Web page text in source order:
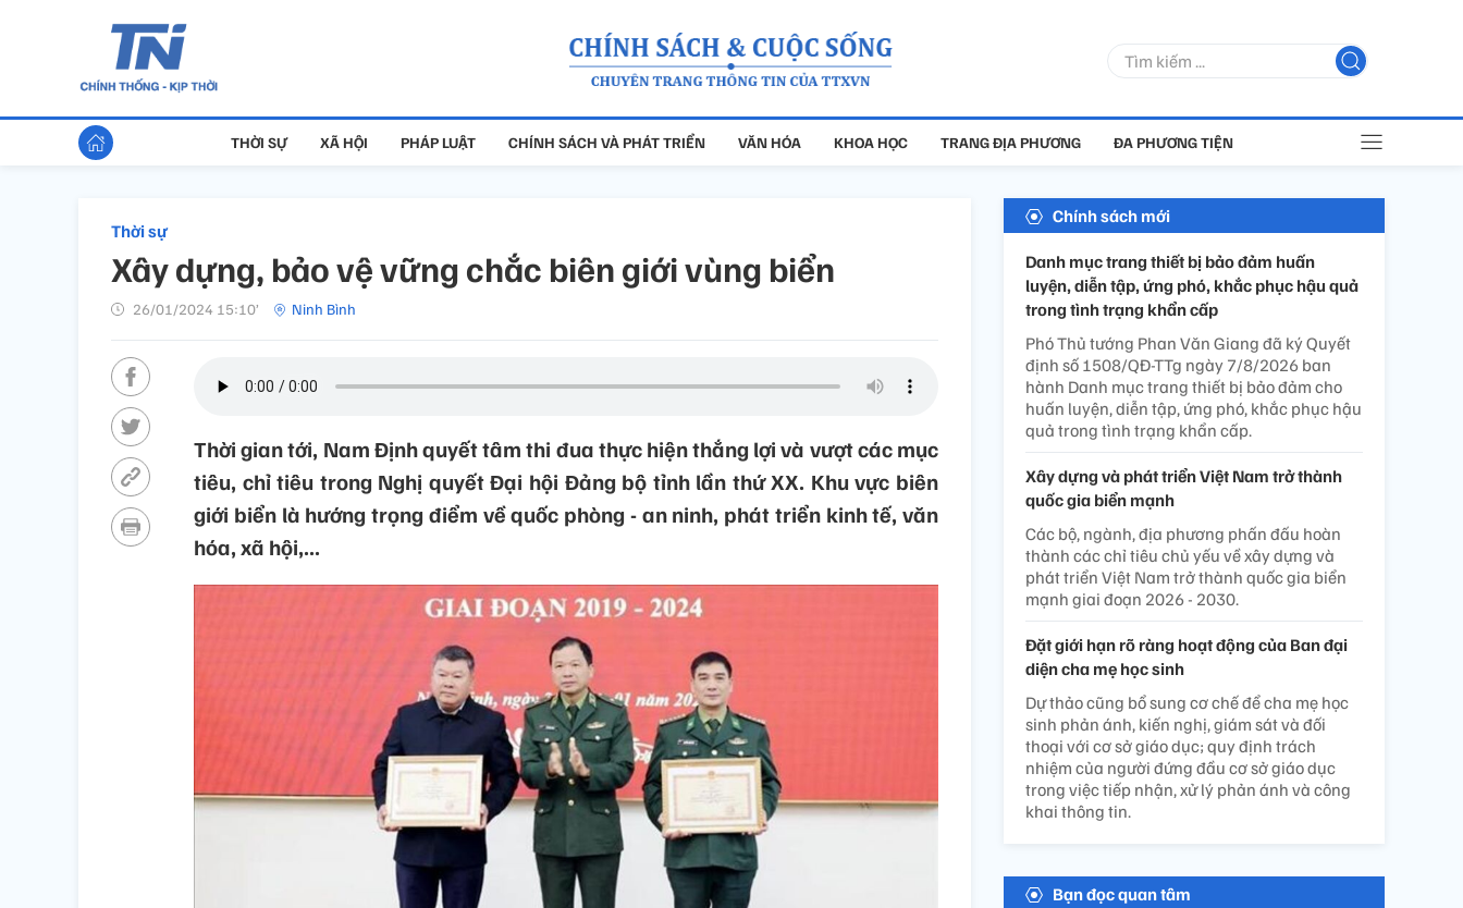
THỜI SỰ XÃ HỘI PHÁP LUẬT CHÍNH SÁCH VÀ PHÁT TRIỂN VĂN HÓA KHOA HỌC TRANG ĐỊA PHƯƠNG ĐA PHƯƠNG TIỆN
Thời sự
Xây dựng, bảo vệ vững chắc biên giới vùng biển
26/01/2024 15:10’ Ninh Bình
Thời gian tới, Nam Định quyết tâm thi đua thực hiện thắng lợi và vượt các mục
tiêu, chỉ tiêu trong Nghị quyết Đại hội Đảng bộ tỉnh lần thứ XX. Khu vực biên
giới biển là hướng trọng điểm về quốc phòng - an ninh, phát triển kinh tế, văn
hóa, xã hội,...
Chính sách mới
Danh mục trang thiết bị bảo đảm huấn
luyện, diễn tập, ứng phó, khắc phục hậu quả
trong tình trạng khẩn cấp
Phó Thủ tướng Phan Văn Giang đã ký Quyết
định số 1508/QĐ-TTg ngày 7/8/2026 ban
hành Danh mục trang thiết bị bảo đảm cho
huấn luyện, diễn tập, ứng phó, khắc phục hậu
quả trong tình trạng khẩn cấp.
Xây dựng và phát triển Việt Nam trở thành
quốc gia biển mạnh
Các bộ, ngành, địa phương phấn đấu hoàn
thành các chỉ tiêu chủ yếu về xây dựng và
phát triển Việt Nam trở thành quốc gia biển
mạnh giai đoạn 2026 - 2030.
Đặt giới hạn rõ ràng hoạt động của Ban đại
diện cha mẹ học sinh
Dự thảo cũng bổ sung cơ chế để cha mẹ học
sinh phản ánh, kiến nghị, giám sát và đối
thoại với cơ sở giáo dục; quy định trách
nhiệm của người đứng đầu cơ sở giáo dục
trong việc tiếp nhận, xử lý phản ánh và công
khai thông tin.
Bạn đọc quan tâm